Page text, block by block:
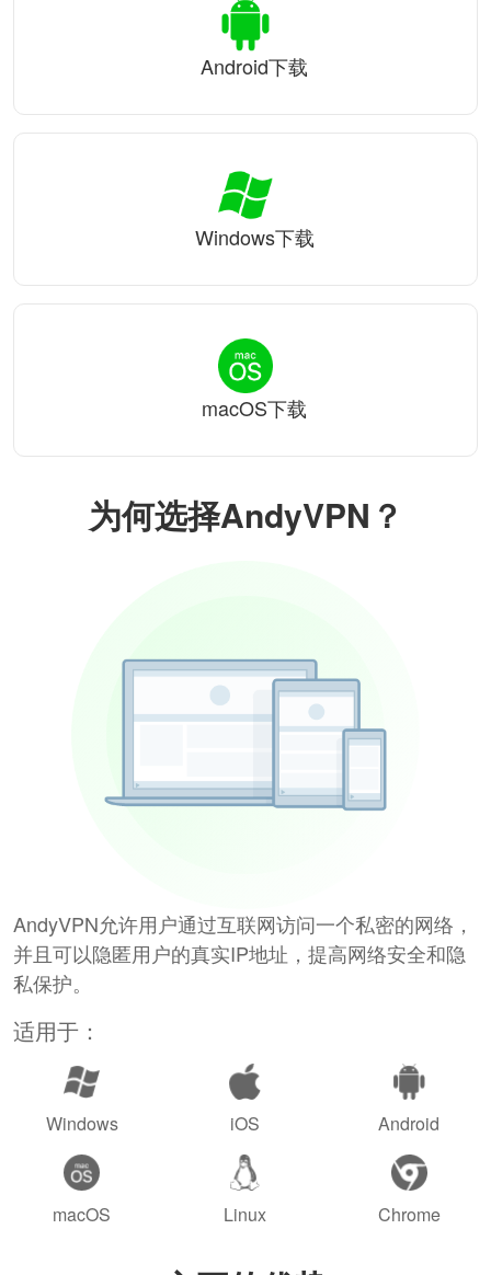
为何选择AndyVPN？
AndyVPN允许用户通过互联网访问一个私密的网络，
并且可以隐匿用户的真实IP地址，提高网络安全和隐
私保护。
适用于：
Windows iOS Android
macOS Linux Chrome
Android下载
Windows下载
macOS下载